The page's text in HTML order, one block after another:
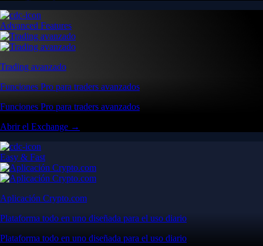
Advanced Features
Trading avanzado
Funciones Pro para traders avanzados
Funciones Pro para traders avanzados
Abrir el Exchange →
Easy & Fast
Aplicación Crypto.com
Plataforma todo en uno diseñada para el uso diario
Plataforma todo en uno diseñada para el uso diario